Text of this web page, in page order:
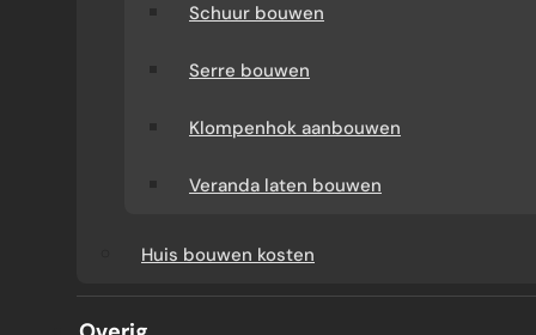
Schuur bouwen
Serre bouwen
Klompenhok aanbouwen
Veranda laten bouwen
Huis bouwen kosten
AANBOUW TEGEN MUUR
meer dan alleen een goed ontwerp. Sinds